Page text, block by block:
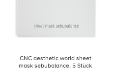
CNC aesthetic world sheet
mask sebubalance, 5 Stück